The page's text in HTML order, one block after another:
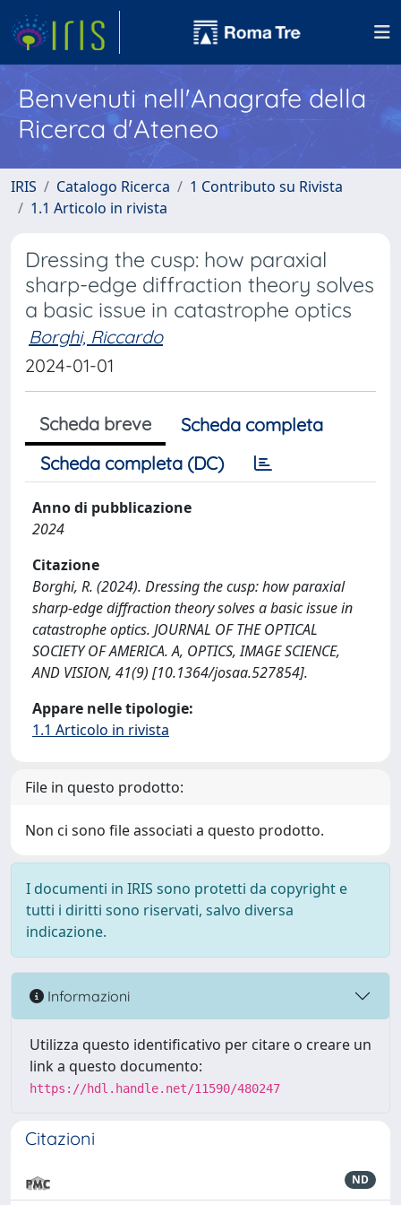
Benvenuti nell'Anagrafe della
Ricerca d'Ateneo
IRIS Catalogo Ricerca
1 Contributo su Rivista
1.1 Articolo in rivista
Dressing the cusp: how paraxial
sharp-edge diffraction theory solves
a basic issue in catastrophe optics
Borghi, Riccardo
2024-01-01
Scheda breve
Scheda completa
Scheda completa (DC)
Anno di pubblicazione
2024
Citazione
Borghi, R. (2024). Dressing the cusp: how paraxial
sharp-edge diffraction theory solves a basic issue in
catastrophe optics. JOURNAL OF THE OPTICAL
SOCIETY OF AMERICA. A, OPTICS, IMAGE SCIENCE,
AND VISION, 41(9) [10.1364/josaa.527854].
Appare nelle tipologie:
1.1 Articolo in rivista
File in questo prodotto:
Non ci sono file associati a questo prodotto.
I documenti in IRIS sono protetti da copyright e
tutti i diritti sono riservati, salvo diversa
indicazione.
Informazioni
Utilizza questo identificativo per citare o creare un
link a questo documento:
https://hdl.handle.net/11590/480247
Citazioni
ND